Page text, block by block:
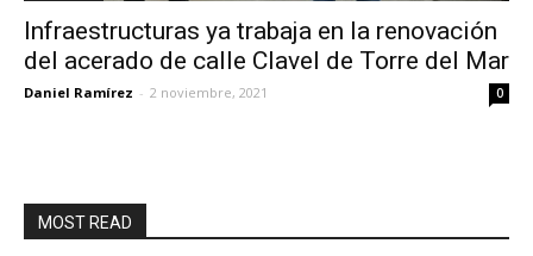
Infraestructuras ya trabaja en la renovación
del acerado de calle Clavel de Torre del Mar
Daniel Ramírez - 2 noviembre, 2021 0
MOST READ